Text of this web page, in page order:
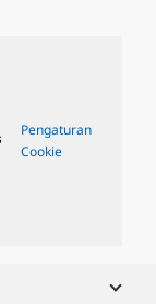
Pengaturan
Cookie